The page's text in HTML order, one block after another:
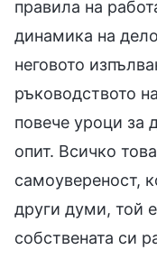
правила на
динамика на
неговото
ръководството
повече уроци за
опит. Всичко
самоувереност,
други думи, той
собствената си